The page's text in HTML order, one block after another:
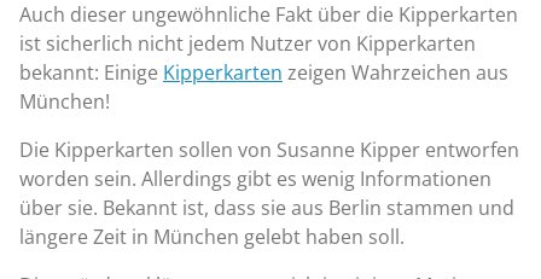
Auch dieser ungewöhnliche Fakt über die Kipperkarten
ist sicherlich nicht jedem Nutzer von Kipperkarten
bekannt: Einige Kipperkarten zeigen Wahrzeichen aus
München!
Die Kipperkarten sollen von Susanne Kipper entworfen
worden sein. Allerdings gibt es wenig Informationen
über sie. Bekannt ist, dass sie aus Berlin stammen und
längere Zeit in München gelebt haben soll.